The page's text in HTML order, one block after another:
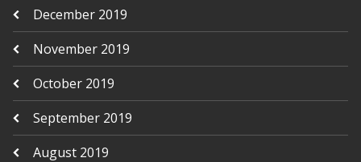
December 2019
November 2019
October 2019
September 2019
August 2019